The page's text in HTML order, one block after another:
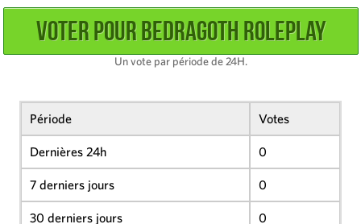
Un vote par période de 24H.
Période Votes
Dernières 24h 0
7 derniers jours 0
30 derniers jours 0